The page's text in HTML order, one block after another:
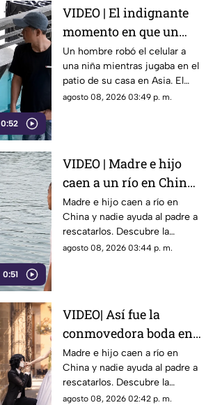
0:52
VIDEO | El indignante
momento en que un
hombre roba el celular
a una niña en su propia
casa
Un hombre robó el celular a
una niña mientras jugaba en el
patio de su casa en Asia. El
video viral muestra cómo
agosto 08, 2026 03:49 p. m.
0:51
VIDEO | Madre e hijo
caen a un río en China
y nadie los ayuda por
esta indignante razón
Madre e hijo caen a río en
China y nadie ayuda al padre a
rescatarlos. Descubre la
polémica ley que castiga a los
agosto 08, 2026 03:44 p. m.
VIDEO| Así fue la
conmovedora boda en
México que le dio un
final feliz a Mitsuri y
Obana
Madre e hijo caen a río en
China y nadie ayuda al padre a
rescatarlos. Descubre la
polémica ley que castiga a los
agosto 08, 2026 02:42 p. m.